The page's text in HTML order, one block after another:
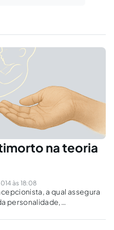
na teoria
às 18:08
a qual assegura
personalidade,
de manifestação